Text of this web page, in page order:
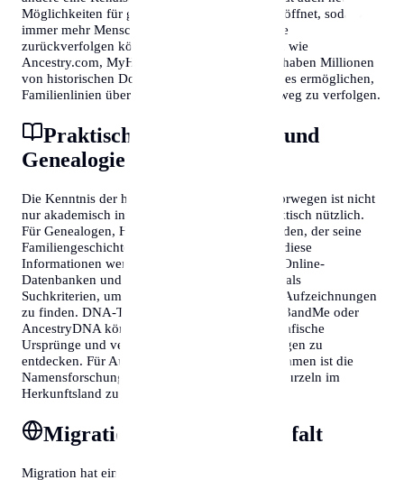
Möglichkeiten für genealogische Forschung eröffnet, sodass
immer mehr Menschen ihre Familiengeschichte
zurückverfolgen können. Online-Datenbanken wie
Ancestry.com, MyHeritage und FamilySearch haben Millionen
von historischen Dokumenten digitalisiert, die es ermöglichen,
Familienlinien über mehrere Jahrhunderte hinweg zu verfolgen.
Praktische Anwendungen und
Genealogie
Die Kenntnis der häufigsten Nachnamen in Norwegen ist nicht
nur akademisch interessant, sondern auch praktisch nützlich.
Für Genealogen, Historiker, Soziologen und jeden, der seine
Familiengeschichte erforschen möchte, bieten diese
Informationen wertvolle Anhaltspunkte. Viele Online-
Datenbanken und Archive nutzen Nachnamen als
Suchkriterien, um historische Dokumente und Aufzeichnungen
zu finden. DNA-Tests von Unternehmen wie 23andMe oder
AncestryDNA können zusätzlich helfen, geografische
Ursprünge und verwandtschaftliche Verbindungen zu
entdecken. Für Auswanderer und ihre Nachkommen ist die
Namensforschung oft der Schlüssel, um ihre Wurzeln im
Herkunftsland zu finden.
Migration und Namensvielfalt
Migration hat einen erheblichen Einfluss auf die